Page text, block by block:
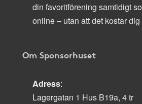
din favoritförening samtidigt
online – utan att det kostar
Om Sponsorhuset
Adress:
Lagergatan 1 Hus B19a, 4 tr